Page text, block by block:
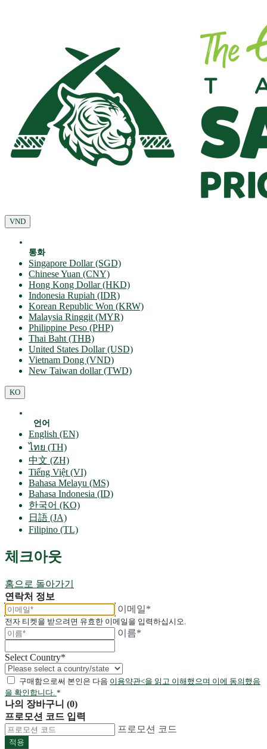
VND
통화
Singapore Dollar (SGD)
Chinese Yuan (CNY)
Hong Kong Dollar (HKD)
Indonesia Rupiah (IDR)
Korean Republic Won (KRW)
Malaysia Ringgit (MYR)
Philippine Peso (PHP)
Thai Baht (THB)
United States Dollar (USD)
Vietnam Dong (VND)
New Taiwan dollar (TWD)
KO
언어
English (EN)
ไทย (TH)
中文 (ZH)
Tiếng Việt (VI)
Bahasa Melayu (MS)
Bahasa Indonesia (ID)
한국어 (KO)
日語 (JA)
Filipino (TL)
체크아웃
홈으로 돌아가기
연락처 정보
이메일*
전자 티켓을 받으려면 유효한 이메일을 입력하십시오.
이름*
Select Country*
구매함으로써 본인은 다음 이용약관<을 읽고 이해했으며 이에 동의했음
을 확인합니다. *
나의 장바구니 (0)
프로모션 코드 입력
프로모션 코드
적용